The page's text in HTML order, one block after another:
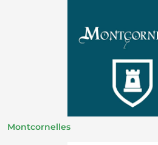
Montcornelles